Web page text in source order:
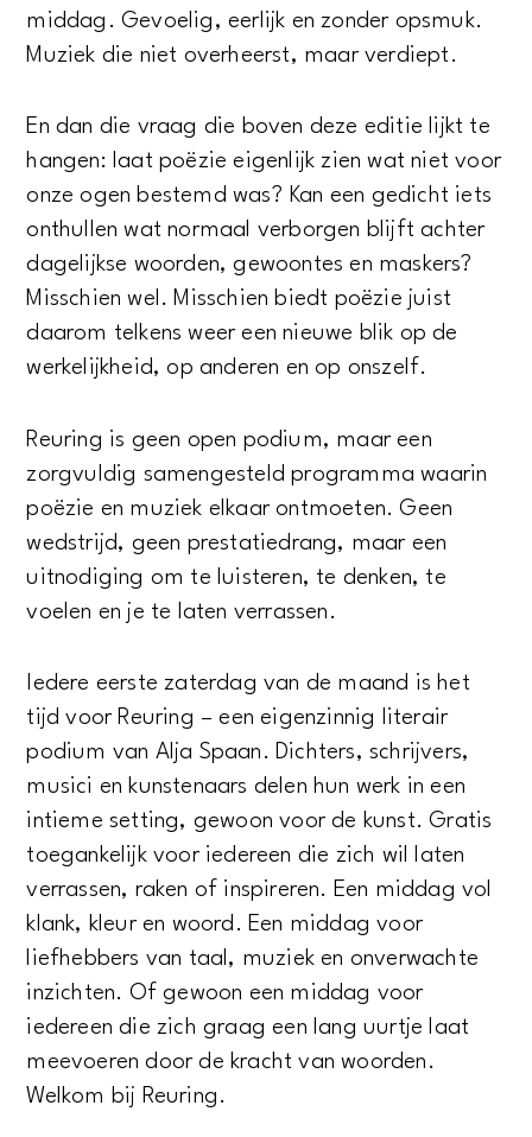
middag. Gevoelig, eerlijk en zonder opsmuk.
Muziek die niet overheerst, maar verdiept.
En dan die vraag die boven deze editie lijkt te
hangen: laat poëzie eigenlijk zien wat niet voor
onze ogen bestemd was? Kan een gedicht iets
onthullen wat normaal verborgen blijft achter
dagelijkse woorden, gewoontes en maskers?
Misschien wel. Misschien biedt poëzie juist
daarom telkens weer een nieuwe blik op de
werkelijkheid, op anderen en op onszelf.
Reuring is geen open podium, maar een
zorgvuldig samengesteld programma waarin
poëzie en muziek elkaar ontmoeten. Geen
wedstrijd, geen prestatiedrang, maar een
uitnodiging om te luisteren, te denken, te
voelen en je te laten verrassen.
Iedere eerste zaterdag van de maand is het
tijd voor Reuring – een eigenzinnig literair
podium van Alja Spaan. Dichters, schrijvers,
musici en kunstenaars delen hun werk in een
intieme setting, gewoon voor de kunst. Gratis
toegankelijk voor iedereen die zich wil laten
verrassen, raken of inspireren. Een middag vol
klank, kleur en woord. Een middag voor
liefhebbers van taal, muziek en onverwachte
inzichten. Of gewoon een middag voor
iedereen die zich graag een lang uurtje laat
meevoeren door de kracht van woorden.
Welkom bij Reuring.